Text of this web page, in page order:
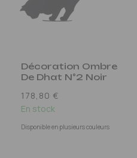
Décoration Ombre
De Dhat N°2 Noir
Prix
habituel
178,80 €
En stock
Disponible en plusieurs couleurs